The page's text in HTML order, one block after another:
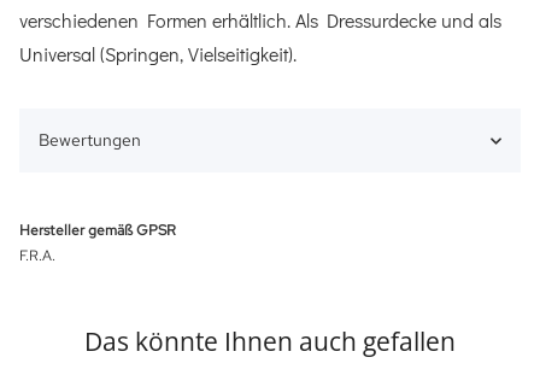
verschiedenen Formen erhältlich. Als Dressurdecke und als
Universal (Springen, Vielseitigkeit).
Bewertungen
Hersteller gemäß GPSR
F.R.A.
Das könnte Ihnen auch gefallen